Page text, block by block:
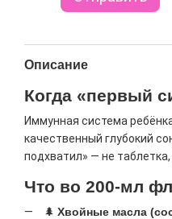
Описание
Когда «первый
Иммунная система
качественный глубокий
подхватил» — не
Что во 200-мл
🌲 Хвойные масла